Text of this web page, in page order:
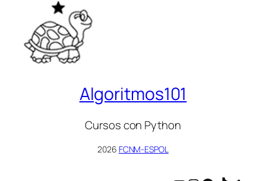
Algoritmos101
Cursos con Python
2026 FCNM-ESPOL